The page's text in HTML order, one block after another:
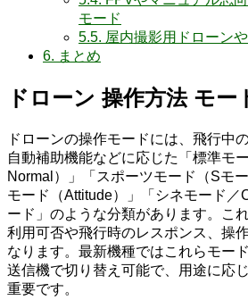
モード
5.5. 屋内撮影用ドローン
6. まとめ
ドローン 操作方法 モ
ドローンの操作モードには、飛行中
自動補助機能などに応じた「標準モ
Normal）」「スポーツモード（Sモ
モード（Attitude）」「シネモード／
ード」のような分類があります。こ
利用可否や飛行時のレスポンス、操
なります。最新機種ではこれらモー
送信機で切り替え可能で、用途に応
重要です。